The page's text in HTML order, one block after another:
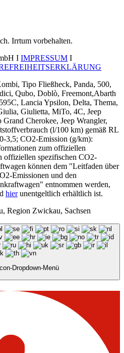
Irrtum vorbehalten.
I IMPRESSUM I
Tipo Fließheck, Panda, 500,
Qubo, Doblò, Freemont,Abarth
Lancia Ypsilon, Delta, Thema,
Giulietta, MiTo, 4C, Jeep
Grand Cherokee, Jeep Wrangler,
(l/100 km) gemäß RL
3,5; CO2-Emission (g/km):
zum offiziellen
offiziellen spezifischen CO2-
können dem "Leitfaden über
Emissionen und den
entnommen werden,
hierunentgeltlich erhältlich ist.
Region Zwickau, Sachsen